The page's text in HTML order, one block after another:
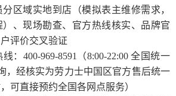
区域实地到店（模拟表主维修需求，
、现场勘查、官方热线核实、品牌官
评价交叉验证
：400-969-8591（8:00-22:00 全国统一
，经核实为劳力士中国区官方售后统一
可直接预约全国各网点服务）